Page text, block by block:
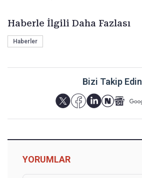
Haberle İlgili Daha Fazlası
Haberler
Bizi Takip Edin
YORUMLAR